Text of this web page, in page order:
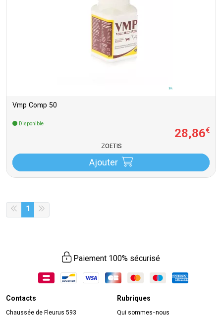
Vmp Comp 50
Disponible
28,86€
ZOETIS
Ajouter
1
Paiement 100% sécurisé
Contacts
Chaussée de Fleurus 593
Rubriques
Qui sommes-nous